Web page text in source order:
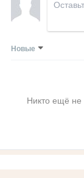
Новые
Никто ещё не